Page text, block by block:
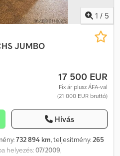
1 / 5
JUMBO
17 500 EUR
Fix ár plusz ÁFA-val
(21 000 EUR bruttó)
Hívás
732 894 km, teljesítmény:265
helyezés:07/2009,